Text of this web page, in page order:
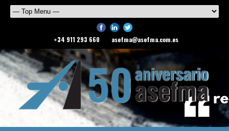
+34 911 293 660 asefma@asefma.com.es